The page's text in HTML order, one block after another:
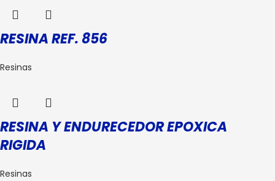
RESINA REF. 856
Resinas
RESINA Y ENDURECEDOR EPOXICA
RIGIDA
Resinas